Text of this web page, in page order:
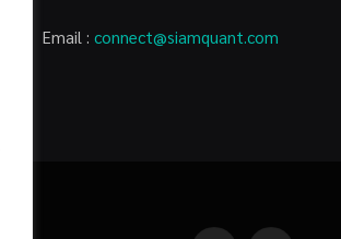
Email : connect@siamquant.com